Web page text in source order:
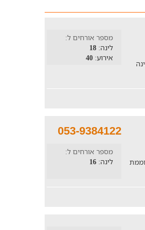
עם 6 חדרי שינה
מספר אורחים ל:
לינה:18
אירוע:40
(מחוממת
053-9384122
מספר אורחים ל:
לינה:16